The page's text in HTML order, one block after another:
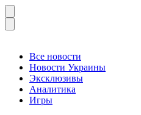
Все новости
Новости Украины
Эксклюзивы
Аналитика
Игры